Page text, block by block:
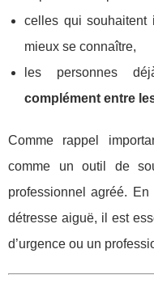
celles qui souhaitent
mieux se connaître,
les personnes
complément entre
Comme rappel
comme un outil de
professionnel agréé.
détresse aiguë, il est
d’urgence ou un